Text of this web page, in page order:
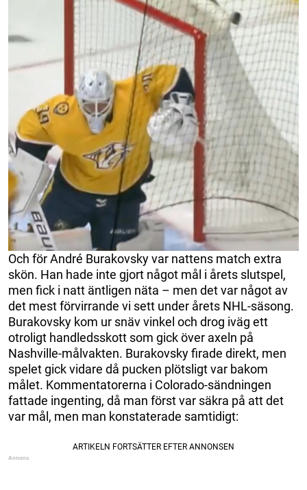
Och för André Burakovsky var nattens match extra
skön. Han hade inte gjort något mål i årets slutspel,
men fick i natt äntligen näta – men det var något av
det mest förvirrande vi sett under årets NHL-säsong.
Burakovsky kom ur snäv vinkel och drog iväg ett
otroligt handledsskott som gick över axeln på
Nashville-målvakten. Burakovsky firade direkt, men
spelet gick vidare då pucken plötsligt var bakom
målet. Kommentatorerna i Colorado-sändningen
fattade ingenting, då man först var säkra på att det
var mål, men man konstaterade samtidigt: